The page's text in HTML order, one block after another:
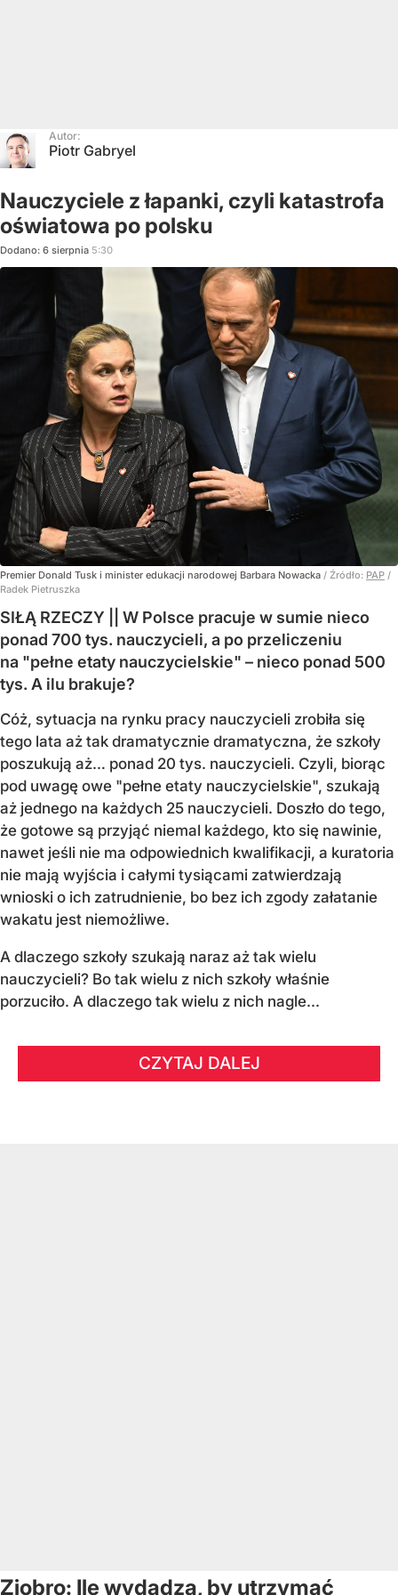
Autor:
Piotr Gabryel
Nauczyciele z łapanki, czyli katastrofa
oświatowa po polsku
Dodano: 6 sierpnia 5:30
Premier Donald Tusk i minister edukacji narodowej Barbara Nowacka / Źródło: PAP /
Radek Pietruszka
SIŁĄ RZECZY || W Polsce pracuje w sumie nieco
ponad 700 tys. nauczycieli, a po przeliczeniu
na "pełne etaty nauczycielskie" – nieco ponad 500
tys. A ilu brakuje?
Cóż, sytuacja na rynku pracy nauczycieli zrobiła się
tego lata aż tak dramatycznie dramatyczna, że szkoły
poszukują aż… ponad 20 tys. nauczycieli. Czyli, biorąc
pod uwagę owe "pełne etaty nauczycielskie", szukają
aż jednego na każdych 25 nauczycieli. Doszło do tego,
że gotowe są przyjąć niemal każdego, kto się nawinie,
nawet jeśli nie ma odpowiednich kwalifikacji, a kuratoria
nie mają wyjścia i całymi tysiącami zatwierdzają
wnioski o ich zatrudnienie, bo bez ich zgody załatanie
wakatu jest niemożliwe.
A dlaczego szkoły szukają naraz aż tak wielu
nauczycieli? Bo tak wielu z nich szkoły właśnie
porzuciło. A dlaczego tak wielu z nich nagle...
CZYTAJ DALEJ
Ziobro: Ile wydadzą, by utrzymać